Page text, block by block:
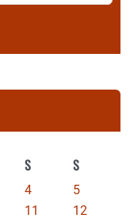
S S
4
5
11
12